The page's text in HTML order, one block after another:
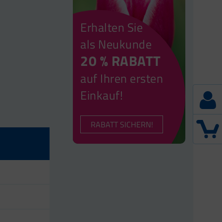
Erhalten Sie
als Neukunde
20 % RABATT
auf Ihren ersten
Einkauf!
RABATT SICHERN!